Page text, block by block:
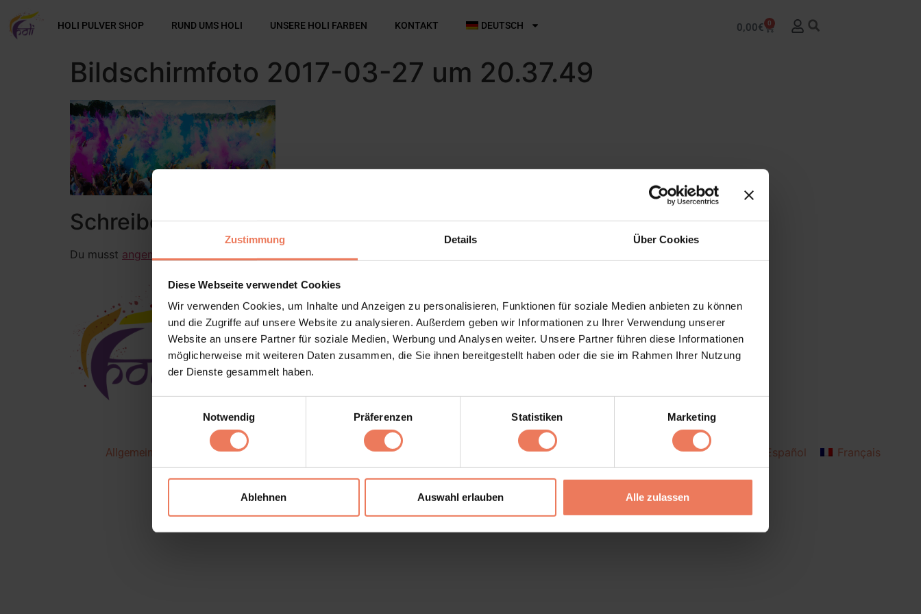
Zustimmung Details Über Cookies
Diese Webseite verwendet Cookies
Wir verwenden Cookies, um Inhalte und Anzeigen zu personalisieren, Funktionen für soziale Medien anbieten zu können
und die Zugriffe auf unsere Website zu analysieren. Außerdem geben wir Informationen zu Ihrer Verwendung unserer
Website an unsere Partner für soziale Medien, Werbung und Analysen weiter. Unsere Partner führen diese Informationen
möglicherweise mit weiteren Daten zusammen, die Sie ihnen bereitgestellt haben oder die sie im Rahmen Ihrer Nutzung
der Dienste gesammelt haben.
Notwendig
Präferenzen Statistiken Marketing
Ablehnen Auswahl erlauben Alle zulassen
HOLI PULVER SHOP RUND UMS HOLI UNSERE HOLI FARBEN KONTAKT DEUTSCH 0,00€ 0
Bildschirmfoto 2017-03-27 um 20.37.49
Schreibe einen Kommentar
Du musst angemeldet
Allgemeine Geschäftsbediengungen Versandbedingungen English Español
Français
Italiano